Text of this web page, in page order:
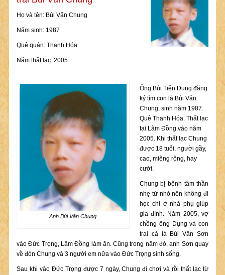
Họ và tên: Bùi Văn Chung
Năm sinh: 1987
Quê quán: Thanh Hóa
Năm thất lạc: 2005
Anh Bùi Văn Chung
Ông Bùi Tiến Dụng đăng
ký tìm con là Bùi Văn
Chung, sinh năm 1987.
Quê Thanh Hóa. Thất lạc
tại Lâm Đồng vào năm
2005. Khi thất lạc Chung
được 18 tuổi, người gầy,
cao, miệng rộng, hay
cười.
Chung bị bệnh tâm thần
nhẹ từ nhỏ nên không đi
học chỉ ở nhà phụ giúp
gia đình. Năm 2005, vợ
chồng ông Dụng và con
trai cả là Bùi Văn Sơn
vào Đức Trọng, Lâm Đồng làm ăn. Cũng trong năm đó, anh Sơn quay
về đón Chung và 3 người em nữa vào Đức Trọng sinh sống.
Sau khi vào Đức Trọng được 7 ngày, Chung đi chơi và rồi thất lạc từ